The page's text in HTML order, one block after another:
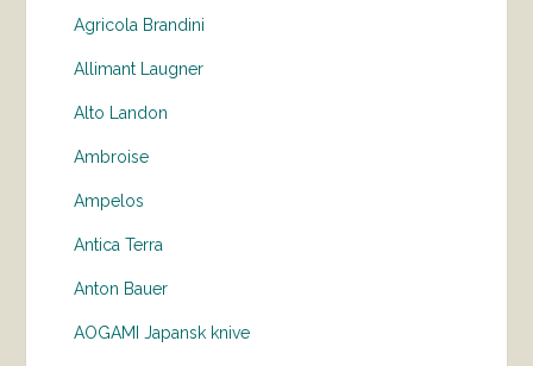
Agricola Brandini
Allimant Laugner
Alto Landon
Ambroise
Ampelos
Antica Terra
Anton Bauer
AOGAMI Japansk knive